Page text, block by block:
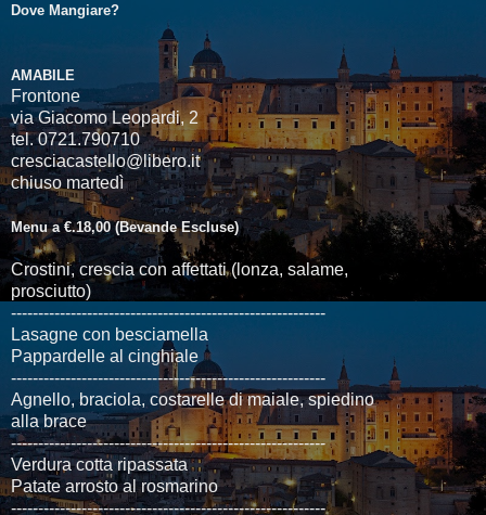
Dove Mangiare?
AMABILE
Frontone
via Giacomo Leopardi, 2
tel. 0721.790710
cresciacastello@libero.it
chiuso martedì
Menu a €.18,00 (Bevande Escluse)
Crostini, crescia con affettati (lonza, salame,
prosciutto)
----------------------------------------------------------
Lasagne con besciamella
Pappardelle al cinghiale
----------------------------------------------------------
Agnello, braciola, costarelle di maiale, spiedino
alla brace
----------------------------------------------------------
Verdura cotta ripassata
Patate arrosto al rosmarino
----------------------------------------------------------